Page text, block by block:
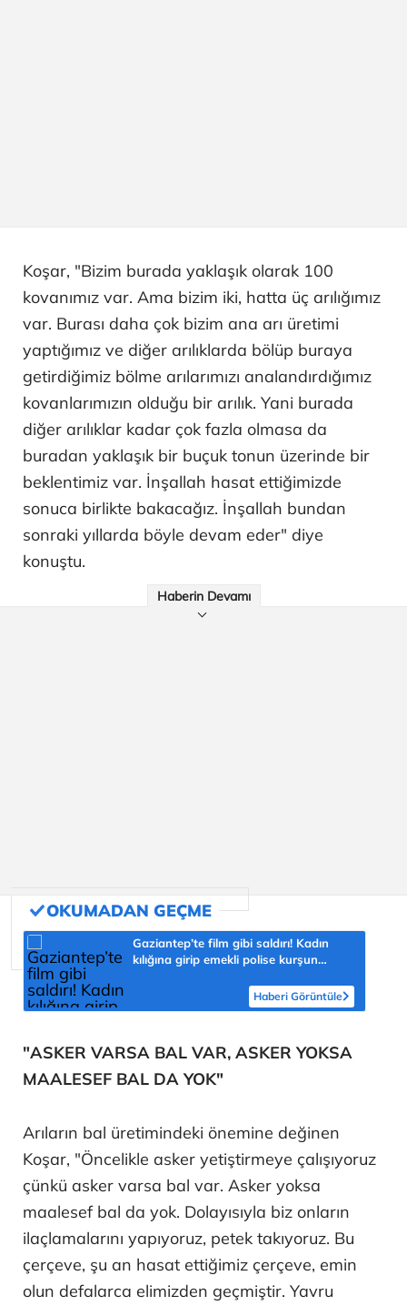
Koşar, "Bizim burada yaklaşık olarak 100
kovanımız var. Ama bizim iki, hatta üç arılığımız
var. Burası daha çok bizim ana arı üretimi
yaptığımız ve diğer arılıklarda bölüp buraya
getirdiğimiz bölme arılarımızı analandırdığımız
kovanlarımızın olduğu bir arılık. Yani burada
diğer arılıklar kadar çok fazla olmasa da
buradan yaklaşık bir buçuk tonun üzerinde bir
beklentimiz var. İnşallah hasat ettiğimizde
sonuca birlikte bakacağız. İnşallah bundan
sonraki yıllarda böyle devam eder" diye
konuştu.
Haberin Devamı
Gaziantep’te film gibi saldırı! Kadın
kılığına girip emekli polise kurşun
Haberi Görüntüle
"ASKER VARSA BAL VAR, ASKER YOKSA
MAALESEF BAL DA YOK"
Arıların bal üretimindeki önemine değinen
Koşar, "Öncelikle asker yetiştirmeye çalışıyoruz
çünkü asker varsa bal var. Asker yoksa
maalesef bal da yok. Dolayısıyla biz onların
ilaçlamalarını yapıyoruz, petek takıyoruz. Bu
çerçeve, şu an hasat ettiğimiz çerçeve, emin
olun defalarca elimizden geçmiştir. Yavru